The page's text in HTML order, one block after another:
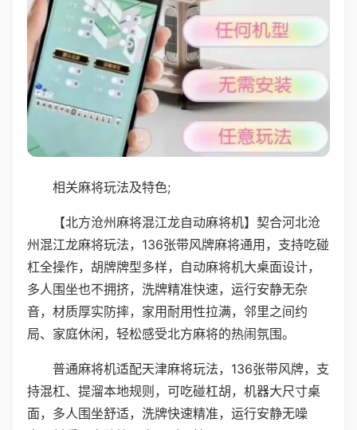
相关麻将玩法及特色;
【北方沧州麻将混江龙自动麻将机】契合河北沧
州混江龙麻将玩法，136张带风牌麻将通用，支持吃碰
杠全操作，胡牌牌型多样，自动麻将机大桌面设计，
多人围坐也不拥挤，洗牌精准快速，运行安静无杂
音，材质厚实防摔，家用耐用性拉满，邻里之间约
局、家庭休闲，轻松感受北方麻将的热闹氛围。
普通麻将机适配天津麻将玩法，136张带风牌，支
持混杠、提溜本地规则，可吃碰杠胡，机器大尺寸桌
面，多人围坐舒适，洗牌快速精准，运行安静无噪